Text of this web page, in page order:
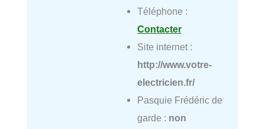
Téléphone :
Contacter
Site internet :
http://www.votre-
electricien.fr/
Pasquie Frédéric de
garde : non